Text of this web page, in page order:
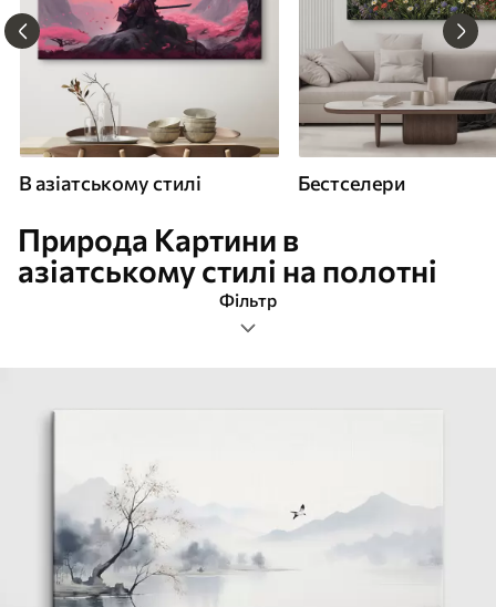
В азіатському стилі Бестселери
Природа Картини в
азіатському стилі на полотні
Фільтр
Картини В азіатському стилі
Найпопулярніші
Очистити фільтр